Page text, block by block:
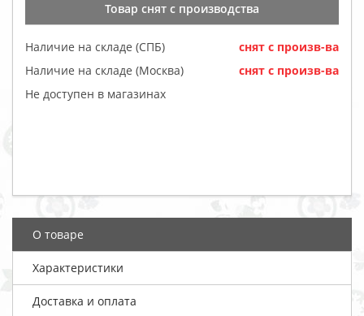
Товар cнят с производства
Наличие на складе (СПБ)
cнят с произв-ва
Наличие на складе (Москва)
cнят с произв-ва
Не доступен в магазинах
О товаре
Характеристики
Доставка и оплата